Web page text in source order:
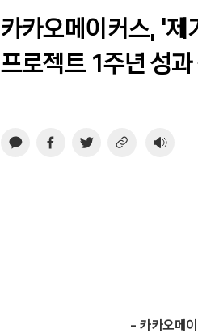
카카오메이커스, ‘제
프로젝트 1주년 성
- 카카오메